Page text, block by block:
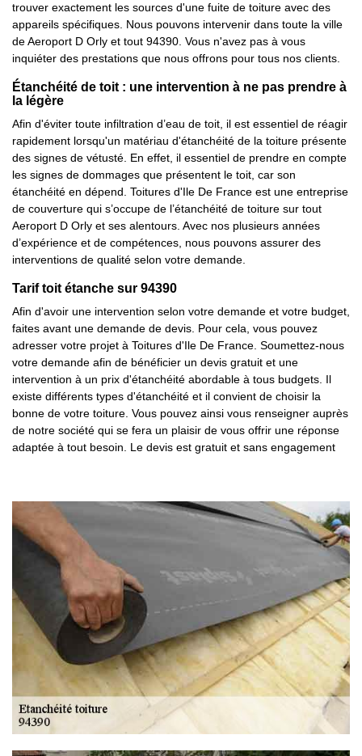
trouver exactement les sources d'une fuite de toiture avec des
appareils spécifiques. Nous pouvons intervenir dans toute la ville
de Aeroport D Orly et tout 94390. Vous n'avez pas à vous
inquiéter des prestations que nous offrons pour tous nos clients.
Étanchéité de toit : une intervention à ne pas prendre à
la légère
Afin d'éviter toute infiltration d’eau de toit, il est essentiel de réagir
rapidement lorsqu'un matériau d'étanchéité de la toiture présente
des signes de vétusté. En effet, il essentiel de prendre en compte
les signes de dommages que présentent le toit, car son
étanchéité en dépend. Toitures d'Ile De France est une entreprise
de couverture qui s’occupe de l’étanchéité de toiture sur tout
Aeroport D Orly et ses alentours. Avec nos plusieurs années
d’expérience et de compétences, nous pouvons assurer des
interventions de qualité selon votre demande.
Tarif toit étanche sur 94390
Afin d'avoir une intervention selon votre demande et votre budget,
faites avant une demande de devis. Pour cela, vous pouvez
adresser votre projet à Toitures d'Ile De France. Soumettez-nous
votre demande afin de bénéficier un devis gratuit et une
intervention à un prix d'étanchéité abordable à tous budgets. Il
existe différents types d'étanchéité et il convient de choisir la
bonne de votre toiture. Vous pouvez ainsi vous renseigner auprès
de notre société qui se fera un plaisir de vous offrir une réponse
adaptée à tout besoin. Le devis est gratuit et sans engagement